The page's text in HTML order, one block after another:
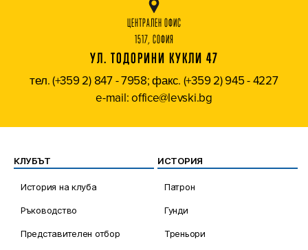
ЦЕНТРАЛЕН ОФИС
1517, СОФИЯ
УЛ. ТОДОРИНИ КУКЛИ 47
тел. (+359 2) 847 - 7958; факс. (+359 2) 945 - 4227
e-mail: office@levski.bg
КЛУБЪТ
История на клуба
Ръководство
Представителен отбор
ИСТОРИЯ
Патрон
Гунди
Треньори